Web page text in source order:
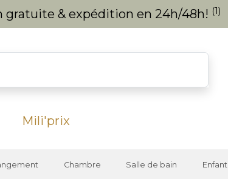
gratuite & expédition en 24h/48h! (1)
Mili'prix
Chambre Salle de bain Enfant